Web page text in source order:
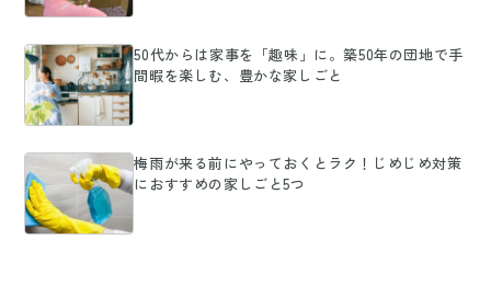
50代からは家事を「趣味」に。築50年の団地で手
間暇を楽しむ、豊かな家しごと
梅雨が来る前にやっておくとラク！じめじめ対策
におすすめの家しごと5つ